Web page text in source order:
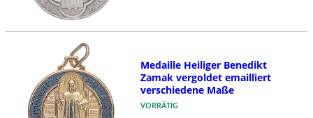
Medaille Heiliger Benedikt
Zamak vergoldet emailliert
verschiedene Maße
VORRÄTIG